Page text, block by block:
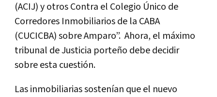
(ACIJ) y otros Contra el Colegio Único de
Corredores Inmobiliarios de la CABA
(CUCICBA) sobre Amparo”. Ahora, el máximo
tribunal de Justicia porteño debe decidir
sobre esta cuestión.
Las inmobiliarias sostenían que el nuevo